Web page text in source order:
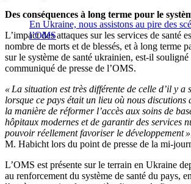
En Ukraine, nous assistons au pire des
l’OMS
Des conséquences à long terme pour le
L’impact des attaques sur les services de santé
nombre de morts et de blessés, et à long terme
sur le système de santé ukrainien, est-il souligné
communiqué de presse de l’OMS.
« La situation est très différente de celle d’il y a
lorsque ce pays était un lieu où nous discutions
la manière de réformer l’accès aux soins de
hôpitaux modernes et de garantir des services
pouvoir réellement favoriser le développement »
M. Habicht lors du point de presse de la mi-
L’OMS est présente sur le terrain en Ukraine
au renforcement du système de santé du pays,